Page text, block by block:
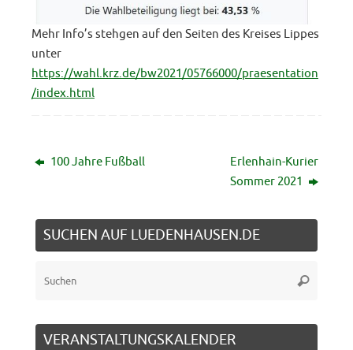
Mehr Info’s stehgen auf den Seiten des Kreises Lippes
unter
https://wahl.krz.de/bw2021/05766000/praesentation
/index.html
100 Jahre Fußball
Erlenhain-Kurier
Sommer 2021
SUCHEN AUF LUEDENHAUSEN.DE
Suchen
VERANSTALTUNGSKALENDER